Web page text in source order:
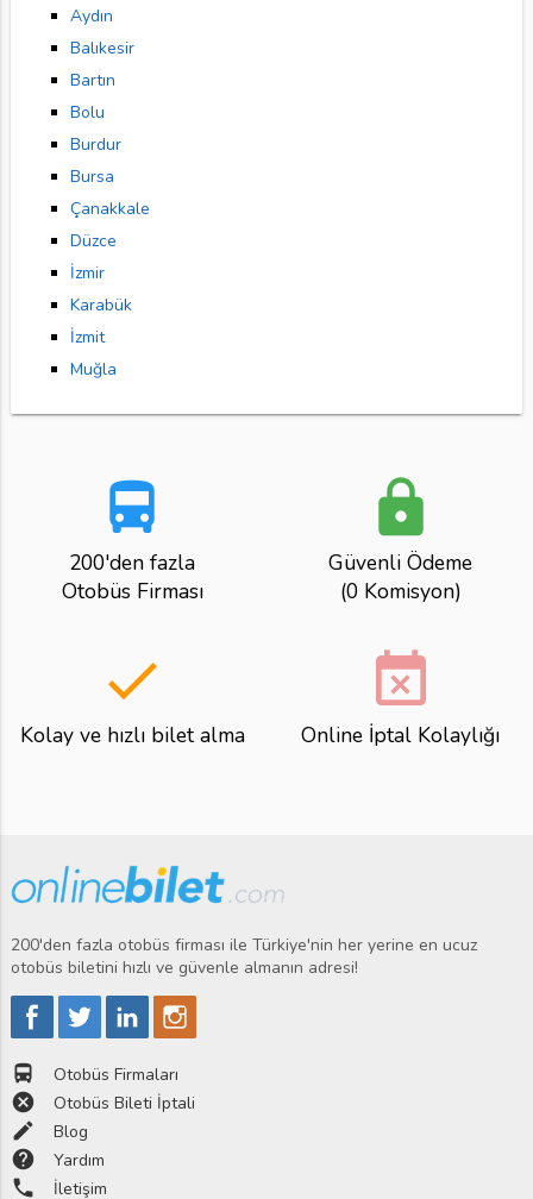
Aydın
Balıkesir
Bartın
Bolu
Burdur
Bursa
Çanakkale
Düzce
İzmir
Karabük
İzmit
Muğla
directions_bus
200'den fazla
Otobüs Firması
lock
Güvenli Ödeme
(0 Komisyon)
done
Kolay ve hızlı bilet alma
event_busy
Online İptal Kolaylığı
200'den fazla otobüs firması ile Türkiye'nin her yerine en ucuz
otobüs biletini hızlı ve güvenle almanın adresi!
directions_bus Otobüs Firmaları
cancel Otobüs Bileti İptali
edit Blog
help Yardım
phone İletişim